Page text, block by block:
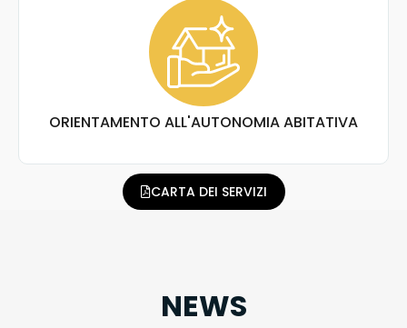
ORIENTAMENTO ALL'AUTONOMIA ABITATIVA
CARTA DEI SERVIZI
NEWS